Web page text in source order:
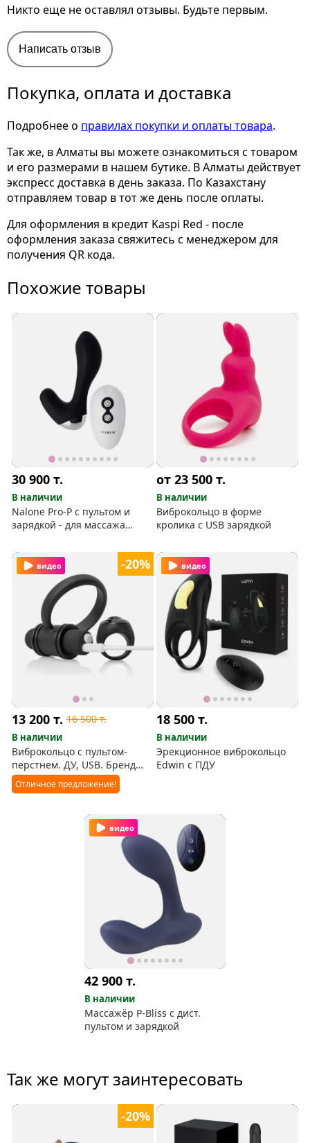
Никто еще не оставлял отзывы. Будьте первым.
Написать отзыв
Покупка, оплата и доставка
Подробнее о правилах покупки и оплаты товара.
Так же, в Алматы вы можете ознакомиться с товаром
и его размерами в нашем бутике. В Алматы действует
экспресс доставка в день заказа. По Казахстану
отправляем товар в тот же день после оплаты.
Для оформления в кредит Kaspi Red - после
оформления заказа свяжитесь с менеджером для
получения QR кода.
Похожие товары
30 900т.
В наличии
Nalone Pro-P с пультом и
зарядкой - для массажа
от 23 500т.
В наличии
Виброкольцо в форме
кролика с USB зарядкой
-20%
видео
13 200т. 16 500т.
В наличии
Виброкольцо с пультом-
перстнем. ДУ, USB. Бренд
Screaming O
Отличное предложение!
видео
18 500т.
В наличии
Эрекционное виброкольцо
Edwin с ПДУ
видео
42 900 т.
В наличии
Массажёр P-Bliss с дист.
пультом и зарядкой
Так же могут заинтересовать
-20%